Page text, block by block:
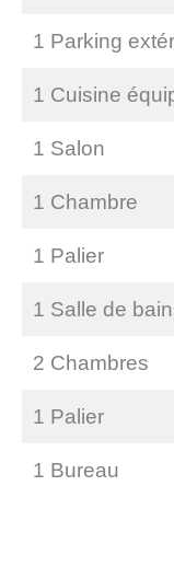
1 Parking
1 Cuisine
1 Salon
1 Chambre
1 Palier
1 Salle de
2 Chambres
1 Palier
1 Bureau